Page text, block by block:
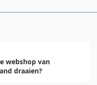
webshop van
draaien?